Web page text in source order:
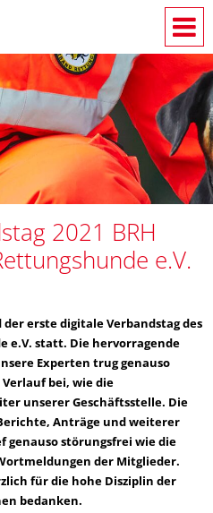
2021 BRH
e.V.
der erste digitale Verbandstag des
e.V. statt. Die hervorragende
Experten trug genauso
bei, wie die
unserer Geschäftsstelle. Die
Anträge und weiterer
störungsfrei wie die
der Mitglieder.
für die hohe Disziplin der
bedanken.